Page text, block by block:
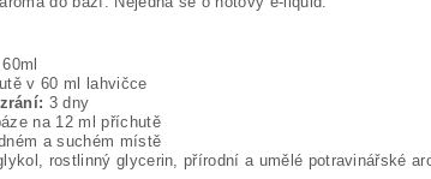
60ml
v 60 ml lahvičce
3 dny
na 12 ml příchutě
a suchém místě
rostlinný glycerin, přírodní a umělé potravinářské